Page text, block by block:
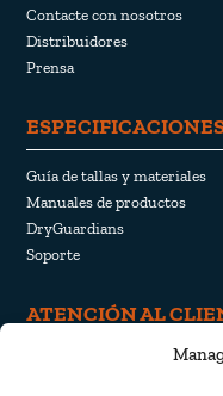
Contacte con nosotros
Distribuidores
Prensa
Guía de tallas y materiales
Manuales de productos
DryGuardians
Soporte
ATENCIÓN AL
Retirada y devolución